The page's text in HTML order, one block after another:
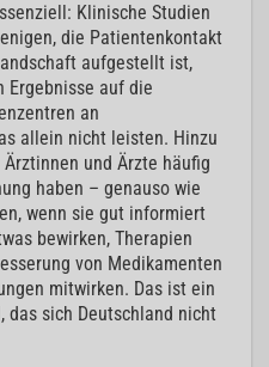
Klinische Studien
die Patientenkontakt
aufgestellt ist,
Ergebnisse auf die
an
allein nicht leisten. Hinzu
und Ärzte häufig
haben – genauso wie
wenn sie gut informiert
bewirken, Therapien
von Medikamenten
mitwirken. Das ist ein
das sich Deutschland nicht